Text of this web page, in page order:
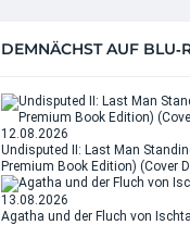
DEMNÄCHST AUF
12.08.2026
Undisputed II: Last Man
Premium Book Edition) (Cover
13.08.2026
Agatha und der Fluch von